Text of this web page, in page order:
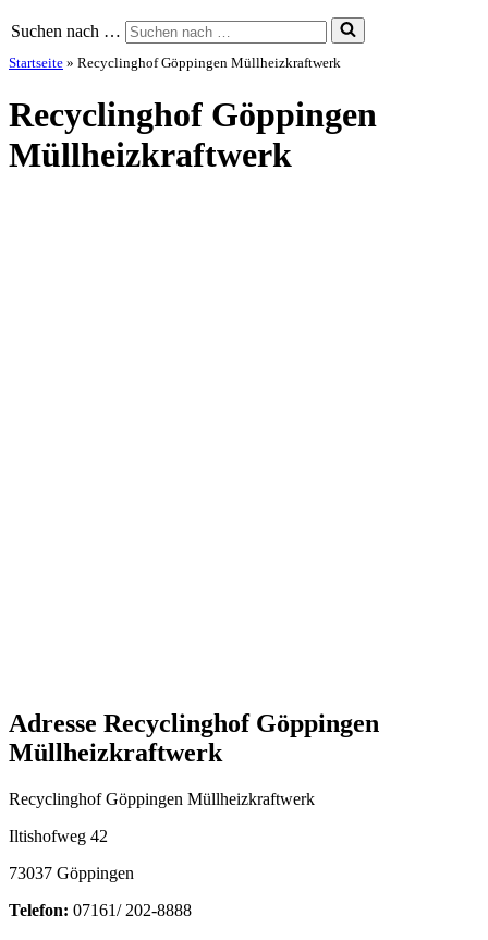
Suchen nach …
Startseite » Recyclinghof Göppingen Müllheizkraftwerk
Recyclinghof Göppingen
Müllheizkraftwerk
Adresse Recyclinghof Göppingen
Müllheizkraftwerk
Recyclinghof Göppingen Müllheizkraftwerk
Iltishofweg 42
73037 Göppingen
Telefon: 07161/ 202-8888